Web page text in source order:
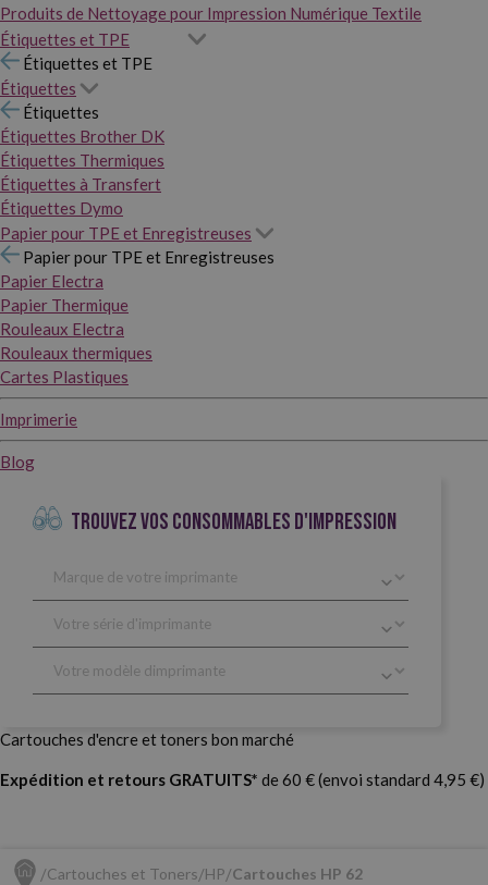
Produits de Nettoyage pour Impression Numérique Textile
Étiquettes et TPE
Étiquettes et TPE
Étiquettes
Étiquettes
Étiquettes Brother DK
Étiquettes Thermiques
Étiquettes à Transfert
Étiquettes Dymo
Papier pour TPE et Enregistreuses
Papier pour TPE et Enregistreuses
Papier Electra
Papier Thermique
Rouleaux Electra
Rouleaux thermiques
Cartes Plastiques
Imprimerie
Blog
TROUVEZ VOS CONSOMMABLES D'IMPRESSION
Cartouches d'encre et toners bon marché
Expédition et retours GRATUITS* de 60 € (envoi standard 4,95 €)
Cartouches et Toners HP Cartouches HP 62